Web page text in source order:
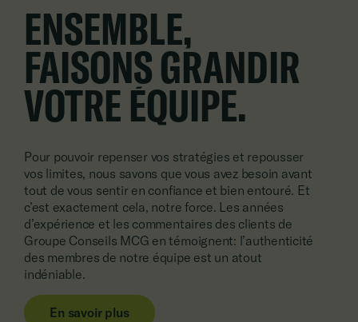
ENSEMBLE,
FAISONS GRANDIR
VOTRE ÉQUIPE.
Pour pouvoir repenser vos stratégies et repousser
vos limites, nous savons que vous avez besoin avant
tout de vous sentir en confiance et bien entouré. Et
c’est exactement cela, notre force. Les années
d’expérience et les commentaires des clients de
Groupe Conseils MCG en témoignent: l’authenticité
des membres de notre équipe est un atout
indéniable.
En savoir plus